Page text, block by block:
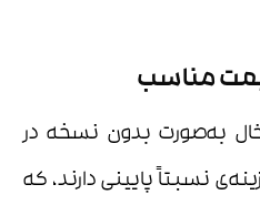
به‌صورت بدون نسخه در
نسبتاً پایینی دارند، که